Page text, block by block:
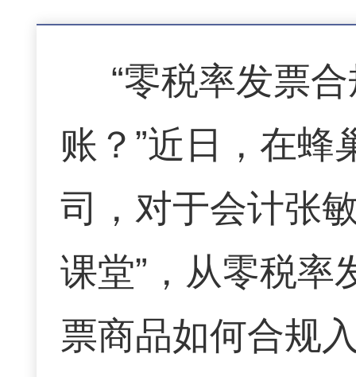
“零税率发票
账？”近日，在蜂
司，对于会计张
课堂”，从零税率
票商品如何合规